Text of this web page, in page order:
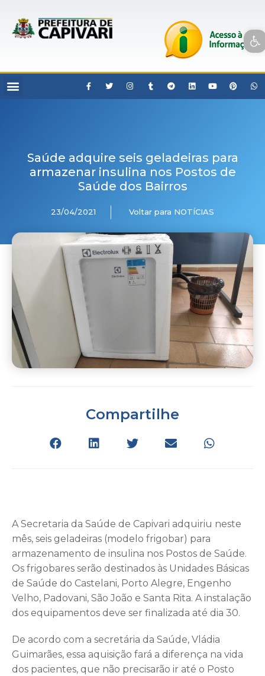
Open toolbar
Saúde adquire seis geladeiras para
armazenar insulina nos Postos de
Saúde dos Bairros
23/04/2021 Voltar para NOTÍCIAS
Compartilhe
A Secretaria da Saúde de Capivari adquiriu neste
mês, seis geladeiras (modelo frigobar) para
armazenamento de insulina nos Postos de Saúde.
Os frigobares serão destinados às Unidades Básicas
de Saúde do Castelani, Porto Alegre, Engenho
Velho, Padovani, São João e Santa Rita. A instalação
dos equipamentos deve ser finalizada até dia 30.
De acordo com a secretária da Saúde, Vládia
Guimarães, essa aquisição fará a diferença na vida
dos pacientes, que não precisarão ir até o Posto